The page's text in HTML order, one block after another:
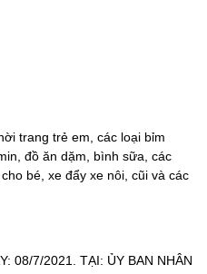
trang trẻ em, các loại bỉm
đồ ăn dặm, bình sữa, các
bé, xe đẩy xe nôi, cũi và các
08/7/2021. TẠI: ỦY BAN NHÂN